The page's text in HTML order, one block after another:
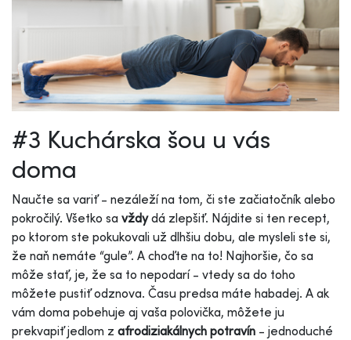
#3 Kuchárska šou u vás
doma
Naučte sa variť - nezáleží na tom, či ste začiatočník alebo
pokročilý. Všetko sa vždydá zlepšiť. Nájdite si ten recept,
po ktorom ste pokukovali už dlhšiu dobu, ale mysleli ste si,
že naň nemáte “gule”. A choďte na to! Najhoršie, čo sa
môže stať, je, že sa to nepodarí - vtedy sa do toho
môžete pustiť odznova. Času predsa máte habadej. A ak
vám doma pobehuje aj vaša polovička, môžete ju
prekvapiť jedlom z afrodiziakálnych potravín - jednoduché